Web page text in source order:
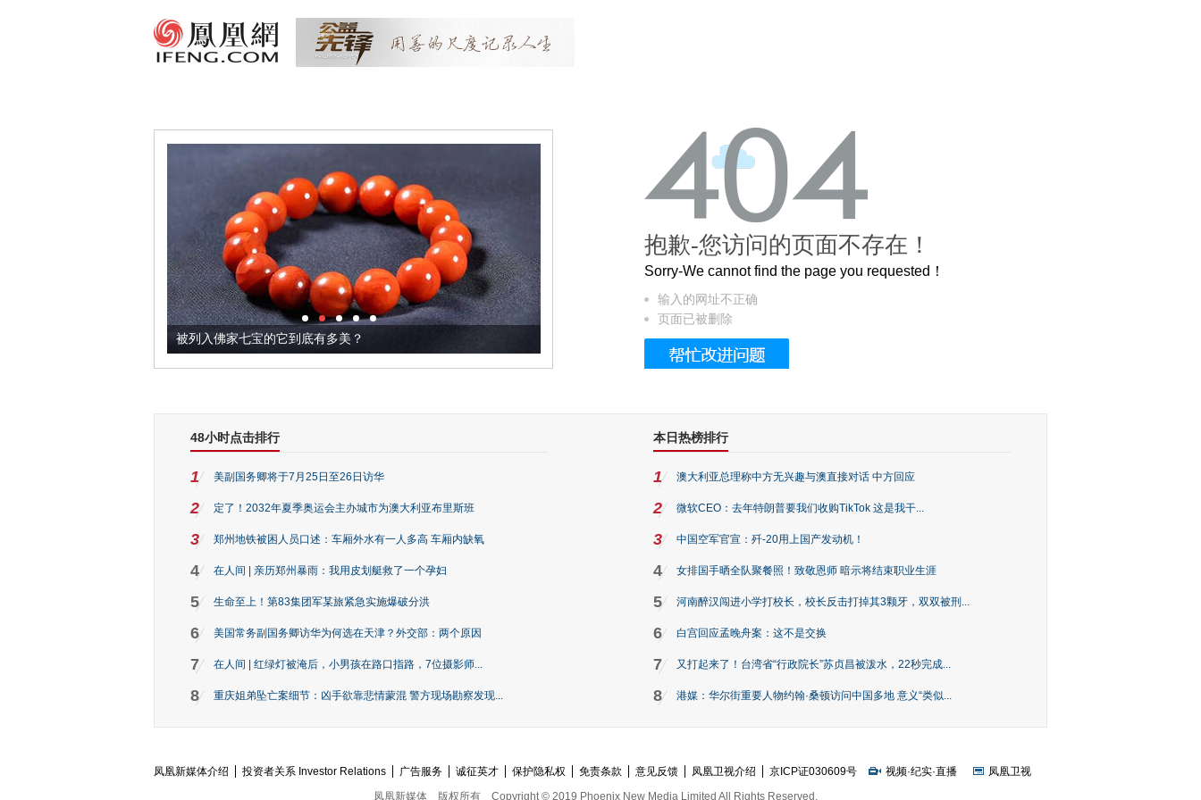
被列入佛家七宝的它到底有多美？ 这个3.2米的长卷，还原了600岁的紫禁城
抱歉-您访问的页面不存在！
Sorry-We cannot find the page you requested！
输入的网址不正确
页面已被删除
48小时点击排行
1 美副国务卿将于7月25日至26日访华
2 定了！2032年夏季奥运会主办城市为澳大利亚布里斯班
3 郑州地铁被困人员口述：车厢外水有一人多高 车厢内缺氧
4 在人间 | 亲历郑州暴雨：我用皮划艇救了一个孕妇
5 生命至上！第83集团军某旅紧急实施爆破分洪
6 美国常务副国务卿访华为何选在天津？外交部：两个原因
7 在人间 | 红绿灯被淹后，小男孩在路口指路，7位摄影师...
8 重庆姐弟坠亡案细节：凶手欲靠悲情蒙混 警方现场勘察发现...
本日热榜排行
1 澳大利亚总理称中方无兴趣与澳直接对话 中方回应
2 微软CEO：去年特朗普要我们收购TikTok 这是我干...
3 中国空军官宣：歼-20用上国产发动机！
4 女排国手晒全队聚餐照！致敬恩师 暗示将结束职业生涯
5 河南醉汉闯进小学打校长，校长反击打掉其3颗牙，双双被刑...
6 白宫回应孟晚舟案：这不是交换
7 又打起来了！台湾省“行政院长”苏贞昌被泼水，22秒完成...
8 港媒：华尔街重要人物约翰·桑顿访问中国多地 意义“类似...
凤凰新媒体介绍 投资者关系 Investor Relations 广告服务 诚征英才 保护隐私权 免责条款 意见反馈 凤凰卫视介绍 京ICP证030609号 视频·纪实·直播
凤凰卫视
凤凰新媒体
版权所有 Copyright © 2019 Phoenix New Media Limited All Rights Reserved.